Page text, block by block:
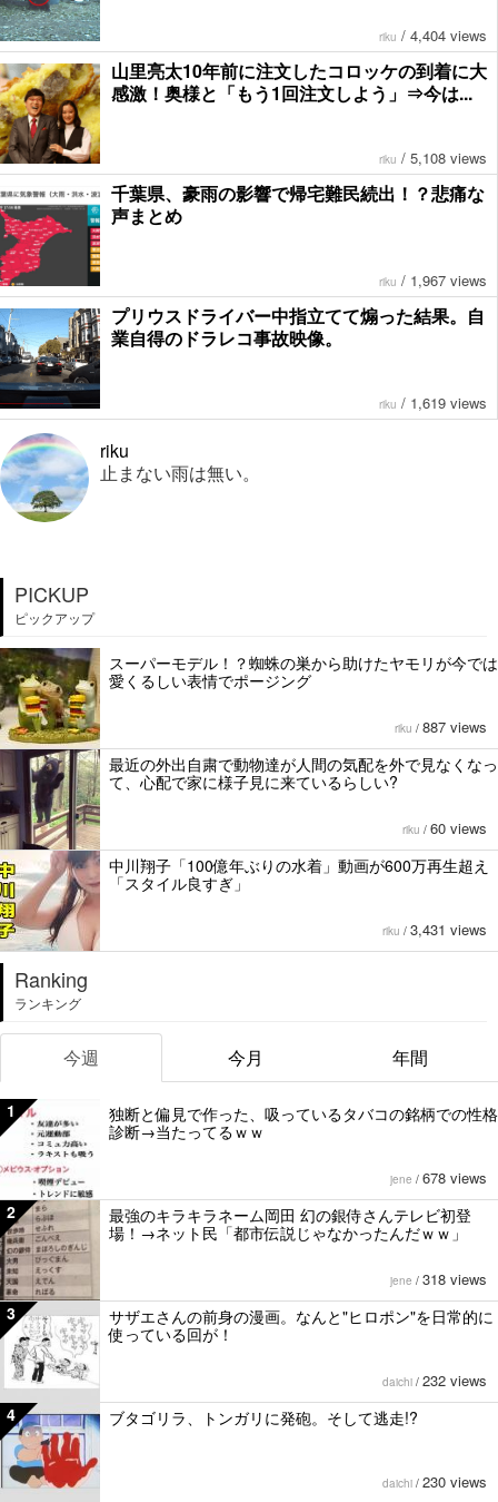
riku / 4,404 views
山里亮太10年前に注文したコロッケの到着に大
感激！奥様と「もう1回注文しよう」⇒今は...
riku / 5,108 views
千葉県、豪雨の影響で帰宅難民続出！？悲痛な
声まとめ
riku / 1,967 views
プリウスドライバー中指立てて煽った結果。自
業自得のドラレコ事故映像。
riku / 1,619 views
riku
止まない雨は無い。
PICKUP
ピックアップ
スーパーモデル！？蜘蛛の巣から助けたヤモリが今では
愛くるしい表情でポージング
riku / 887 views
最近の外出自粛で動物達が人間の気配を外で見なくなっ
て、心配で家に様子見に来ているらしい?
riku / 60 views
中川翔子「100億年ぶりの水着」動画が600万再生超え
「スタイル良すぎ」
riku / 3,431 views
Ranking
ランキング
今週 今月 年間
1
独断と偏見で作った、吸っているタバコの銘柄での性格
診断→当たってるｗｗ
jene / 678 views
2
最強のキラキラネーム岡田 幻の銀侍さんテレビ初登
場！→ネット民「都市伝説じゃなかったんだｗｗ」
jene / 318 views
3
サザエさんの前身の漫画。なんと"ヒロポン"を日常的に
使っている回が！
daichi / 232 views
4 ブタゴリラ、トンガリに発砲。そして逃走!?
daichi / 230 views